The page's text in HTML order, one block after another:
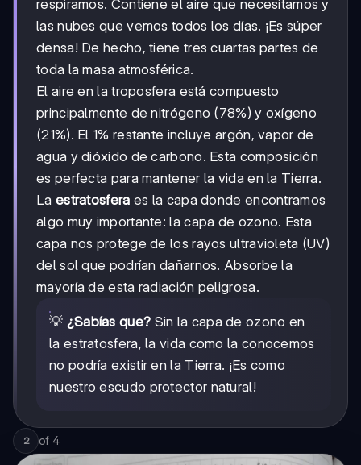
respiramos. Contiene el aire que necesitamos y
las nubes que vemos todos los días. ¡Es súper
densa! De hecho, tiene tres cuartas partes de
toda la masa atmosférica.
El aire en la troposfera está compuesto
principalmente de nitrógeno (78%) y oxígeno
(21%). El 1% restante incluye argón, vapor de
agua y dióxido de carbono. Esta composición
es perfecta para mantener la vida en la Tierra.
La estratosfera es la capa donde encontramos
algo muy importante: la capa de ozono. Esta
capa nos protege de los rayos ultravioleta (UV)
del sol que podrían dañarnos. Absorbe la
mayoría de esta radiación peligrosa.
💡 ¿Sabías que? Sin la capa de ozono en
la estratosfera, la vida como la conocemos
no podría existir en la Tierra. ¡Es como
nuestro escudo protector natural!
2 of 4